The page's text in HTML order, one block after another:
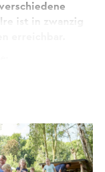
ist in zwanzig